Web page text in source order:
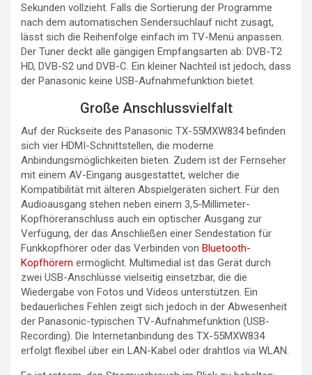
Sekunden vollzieht. Falls die Sortierung der Programme
nach dem automatischen Sendersuchlauf nicht zusagt,
lässt sich die Reihenfolge einfach im TV-Menü anpassen.
Der Tuner deckt alle gängigen Empfangsarten ab: DVB-T2
HD, DVB-S2 und DVB-C. Ein kleiner Nachteil ist jedoch, dass
der Panasonic keine USB-Aufnahmefunktion bietet.
Große Anschlussvielfalt
Auf der Rückseite des Panasonic TX-55MXW834 befinden
sich vier HDMI-Schnittstellen, die moderne
Anbindungsmöglichkeiten bieten. Zudem ist der Fernseher
mit einem AV-Eingang ausgestattet, welcher die
Kompatibilität mit älteren Abspielgeräten sichert. Für den
Audioausgang stehen neben einem 3,5-Millimeter-
Kopfhöreranschluss auch ein optischer Ausgang zur
Verfügung, der das Anschließen einer Sendestation für
Funkkopfhörer oder das Verbinden von Bluetooth-
Kopfhörern ermöglicht. Multimedial ist das Gerät durch
zwei USB-Anschlüsse vielseitig einsetzbar, die die
Wiedergabe von Fotos und Videos unterstützen. Ein
bedauerliches Fehlen zeigt sich jedoch in der Abwesenheit
der Panasonic-typischen TV-Aufnahmefunktion (USB-
Recording). Die Internetanbindung des TX-55MXW834
erfolgt flexibel über ein LAN-Kabel oder drahtlos via WLAN.